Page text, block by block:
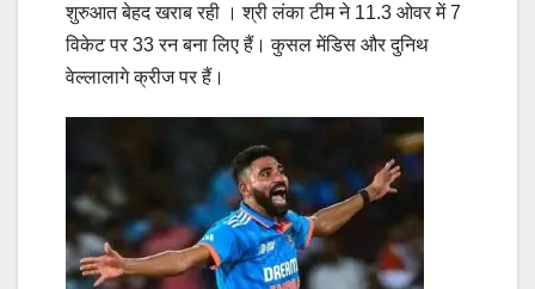
शुरुआत बेहद खराब रही । श्री लंका टीम ने 11.3 ओवर में 7
विकेट पर 33 रन बना लिए हैं। कुसल मेंडिस और दुनिथ
वेल्लालागे क्रीज पर हैं।